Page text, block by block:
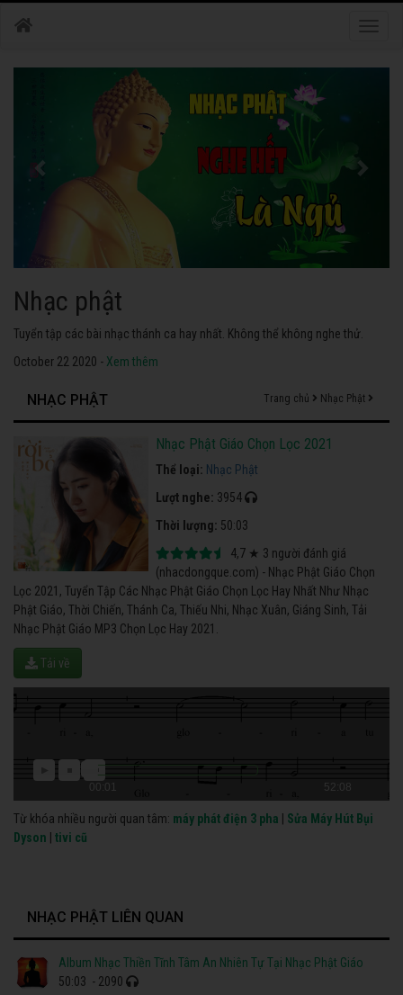
Nhạc phật
Tuyển tập các bài nhạc thánh ca hay nhất. Không thể không nghe thử.
October 22 2020 - Xem thêm
NHẠC PHẬT Trang chủ Nhạc Phật
Nhạc Phật Giáo Chọn Lọc 2021
Thể loại: Nhạc Phật
Lượt nghe: 3954
Thời lượng: 50:03
4,7 ★ 3 người đánh giá
(nhacdongque.com) - Nhạc Phật Giáo Chọn
Lọc 2021, Tuyển Tập Các Nhạc Phật Giáo Chọn Lọc Hay Nhất Như Nhạc
Phật Giáo, Thời Chiến, Thánh Ca, Thiếu Nhi, Nhạc Xuân, Giáng Sinh, Tải
Nhạc Phật Giáo MP3 Chọn Lọc Hay 2021.
Tải về
00:01 52:08
Từ khóa nhiều người quan tâm: máy phát điện 3 pha
Sửa Máy Hút Bụi
Dyson
tivi cũ
NHẠC PHẬT LIÊN QUAN
Album Nhạc Thiền Tĩnh Tâm An Nhiên Tự Tại Nhạc Phật Giáo
50:03 - 2090